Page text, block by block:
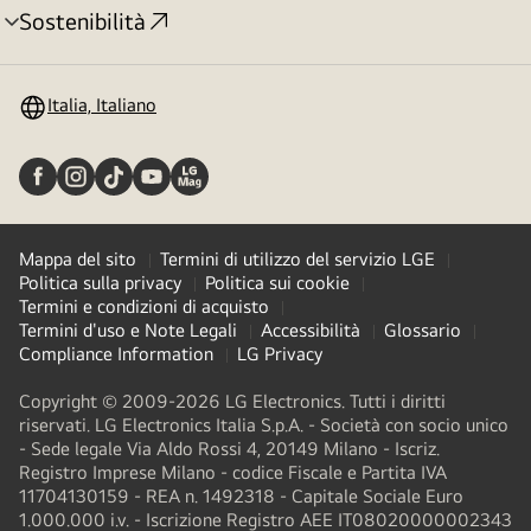
Sostenibilità
Attivazione
Italia, Italiano
Mappa del sito
Termini di utilizzo del servizio LGE
Politica sulla privacy
Politica sui cookie
Termini e condizioni di acquisto
Termini d'uso e Note Legali
Accessibilità
Glossario
Compliance Information
LG Privacy
Copyright © 2009-2026 LG Electronics. Tutti i diritti
riservati. LG Electronics Italia S.p.A. - Società con socio unico
- Sede legale Via Aldo Rossi 4, 20149 Milano - Iscriz.
Registro Imprese Milano - codice Fiscale e Partita IVA
11704130159 - REA n. 1492318 - Capitale Sociale Euro
1.000.000 i.v. - Iscrizione Registro AEE IT08020000002343​